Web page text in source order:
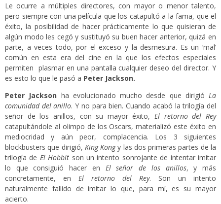
Le ocurre a múltiples directores, con mayor o menor talento,
pero siempre con una película que los catapultó a la fama, que el
éxito, la posibilidad de hacer prácticamente lo que quisieran de
algún modo les cegó y sustituyó su buen hacer anterior, quizá en
parte, a veces todo, por el exceso y la desmesura. Es un ‘mal’
común en esta era del cine en la que los efectos especiales
permiten plasmar en una pantalla cualquier deseo del director. Y
es esto lo que le pasó a Peter Jackson.
Peter Jackson ha evolucionado mucho desde que dirigió La
comunidad del anillo. Y no para bien. Cuando acabó la trilogía del
señor de los anillos, con su mayor éxito,El retorno del Rey
catapultándole al olimpo de los Oscars, materializó este éxito en
mediocridad y aún peor, complacencia. Los 3 siguientes
blockbusters que dirigió, King Kongy las dos primeras partes de la
trilogía de El Hobbit son un intento sonrojante de intentar imitar
lo que consiguió hacer en El señor de los anillos, y más
concretamente, en El retorno del Rey. Son un intento
naturalmente fallido de imitar lo que, para mí, es su mayor
acierto.